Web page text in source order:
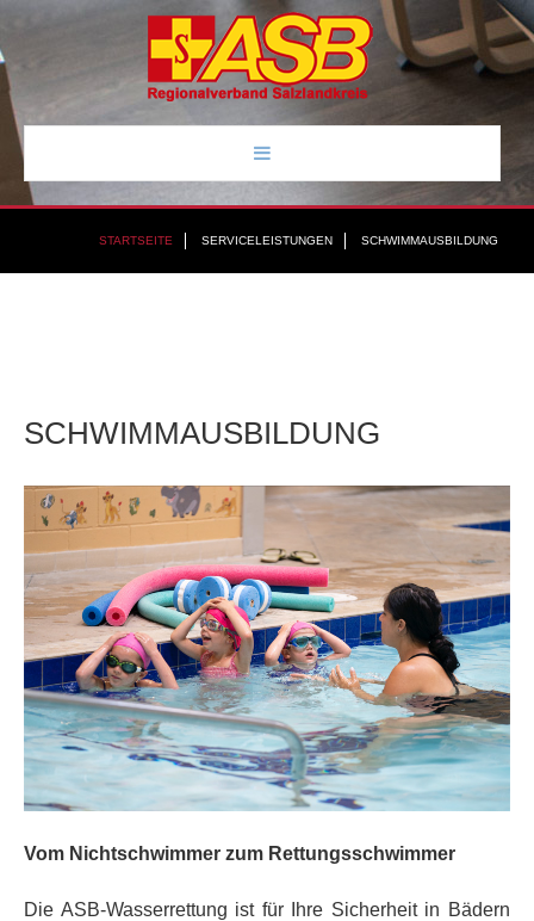
STARTSEITE
STARTSEITE SERVICELEISTUNGEN SCHWIMMAUSBILDUNG
SCHWIMMAUSBILDUNG
Vom Nichtschwimmer zum Rettungsschwimmer
Die ASB-Wasserrettung ist für Ihre Sicherheit in Bädern